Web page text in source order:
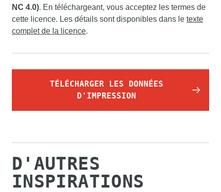
NC 4.0). En téléchargeant, vous acceptez les termes de
cette licence. Les détails sont disponibles dans le texte
complet de la licence.
TÉLÉCHARGER LES DONNÉES
D'IMPRESSION
D'AUTRES
INSPIRATIONS